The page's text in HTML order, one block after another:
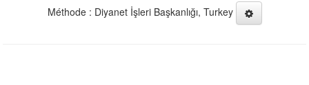
Méthode : Diyanet İşleri Başkanlığı, Turkey